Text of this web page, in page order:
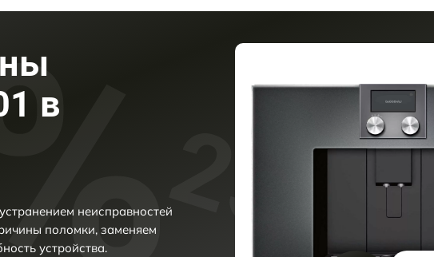
в
неисправностей
поломки, заменяем
устройства.